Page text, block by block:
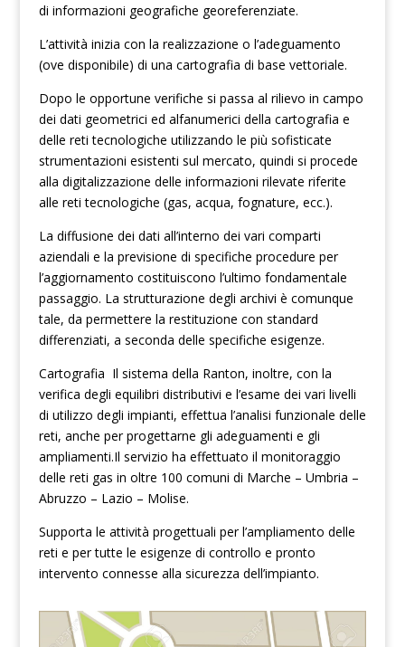
di informazioni geografiche georeferenziate.
L’attività inizia con la realizzazione o l’adeguamento
(ove disponibile) di una cartografia di base vettoriale.
Dopo le opportune verifiche si passa al rilievo in campo
dei dati geometrici ed alfanumerici della cartografia e
delle reti tecnologiche utilizzando le più sofisticate
strumentazioni esistenti sul mercato, quindi si procede
alla digitalizzazione delle informazioni rilevate riferite
alle reti tecnologiche (gas, acqua, fognature, ecc.).
La diffusione dei dati all’interno dei vari comparti
aziendali e la previsione di specifiche procedure per
l’aggiornamento costituiscono l’ultimo fondamentale
passaggio. La strutturazione degli archivi è comunque
tale, da permettere la restituzione con standard
differenziati, a seconda delle specifiche esigenze.
Cartografia Il sistema della Ranton, inoltre, con la
verifica degli equilibri distributivi e l’esame dei vari livelli
di utilizzo degli impianti, effettua l’analisi funzionale delle
reti, anche per progettarne gli adeguamenti e gli
ampliamenti.Il servizio ha effettuato il monitoraggio
delle reti gas in oltre 100 comuni di Marche – Umbria –
Abruzzo – Lazio – Molise.
Supporta le attività progettuali per l’ampliamento delle
reti e per tutte le esigenze di controllo e pronto
intervento connesse alla sicurezza dell’impianto.